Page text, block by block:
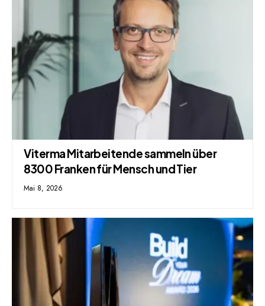
Viterma Mitarbeitende sammeln über
8300 Franken für Mensch und Tier
Mai 8, 2026